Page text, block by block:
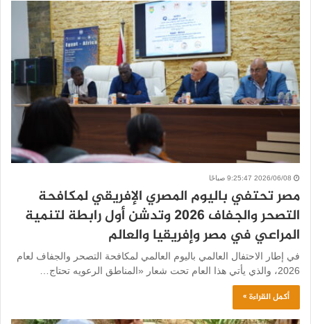
2026/06/08 9:25:47 صباحًا
مصر تحتفي باليوم المصري الإفريقي لمكافحة
التصحر والجفاف 2026 وتدشن أول رابطة لتنمية
المراعي في مصر وإفريقيا والعالم
في إطار الاحتفال العالمي باليوم العالمي لمكافحة التصحر والجفاف لعام
2026، والذي يأتي هذا العام تحت شعار «المناطق الرعويه تحتاج…
أكمل القراءة »